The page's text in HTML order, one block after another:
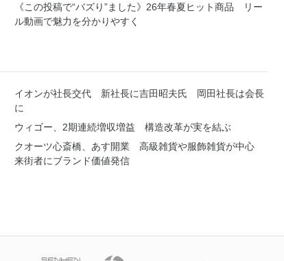
《この投稿で“バズり”ました》26年春夏ヒット商品 リー
ル動画で魅力を分かりやすく
イオンが社長交代 新社長に吉田昭夫氏 岡田社長は会長
に
ウィゴー、2期連続増収増益 構造改革が実を結ぶ
クオーツ心斎橋、あす開業 高級雑貨や服飾雑貨が中心
来街者にブランド価値発信